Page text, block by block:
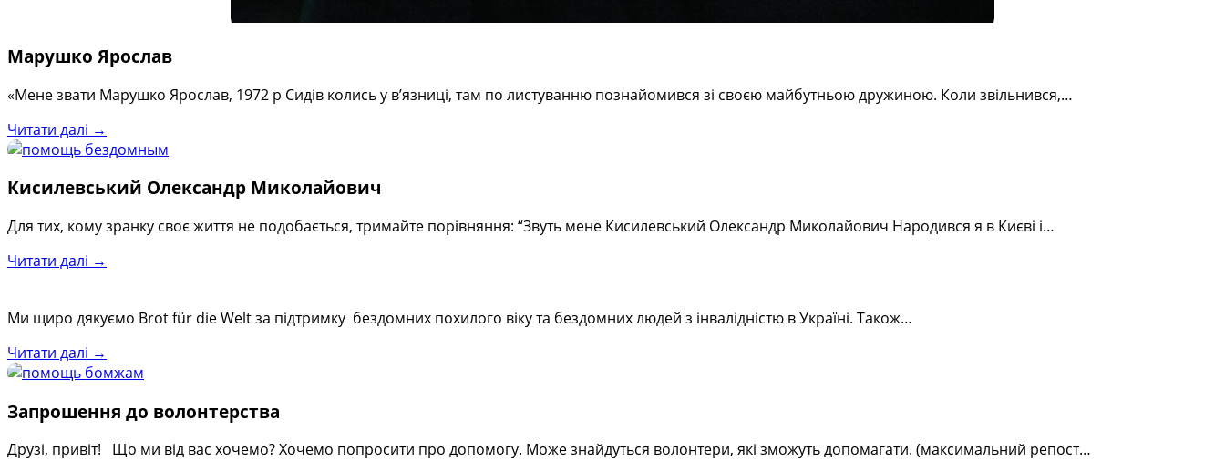
Марушко Ярослав
«Мене звати Марушко Ярослав, 1972 р Сидів колись у в’язниці, там по листуванню познайомився зі своєю майбутньою дружиною. Коли звільнився,…
Читати далі →
Кисилевський Олександр Миколайович
Для тих, кому зранку своє життя не подобається, тримайте порівняння: “Звуть мене Кисилевський Олександр Миколайович Народився я в Києві і…
Читати далі →
Ми щиро дякуємо Brot für die Welt за підтримку бездомних похилого віку та бездомних людей з інвалідністю в Україні. Також…
Читати далі →
Запрошення до волонтерства
Друзі, привіт! Що ми від вас хочемо? Хочемо попросити про допомогу. Може знайдуться волонтери, які зможуть допомагати. (максимальний репост…